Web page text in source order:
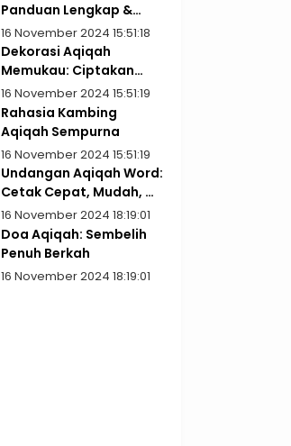
Panduan Lengkap &
Praktis
16 November 2024 15:51:18
Dekorasi Aqiqah
Memukau: Ciptakan
Kenangan Indah
16 November 2024 15:51:19
Rahasia Kambing
Aqiqah Sempurna
16 November 2024 15:51:19
Undangan Aqiqah Word:
Cetak Cepat, Mudah, &
Gratis!
16 November 2024 18:19:01
Doa Aqiqah: Sembelih
Penuh Berkah
16 November 2024 18:19:01